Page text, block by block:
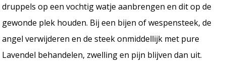
druppels op een vochtig watje aanbrengen en dit op de
gewonde plek houden. Bij een bijen of wespensteek, de
angel verwijderen en de steek onmiddellijk met pure
Lavendel behandelen, zwelling en pijn blijven dan uit.